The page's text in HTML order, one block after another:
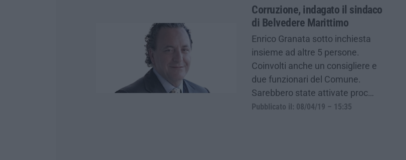
Corruzione, indagato il sindaco
di Belvedere Marittimo
Enrico Granata sotto inchiesta
insieme ad altre 5 persone.
Coinvolti anche un consigliere e
due funzionari del Comune.
Sarebbero state attivate proc…
Pubblicato il: 08/04/19 – 15:35